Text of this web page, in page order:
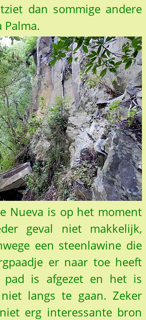
dan sommige andere
Palma.
Nueva is op het moment
geval niet makkelijk,
een steenlawine die
er naar toe heeft
pad is afgezet en het is
langs te gaan. Zeker
erg interessante bron